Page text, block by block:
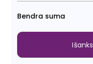
Bendra suma